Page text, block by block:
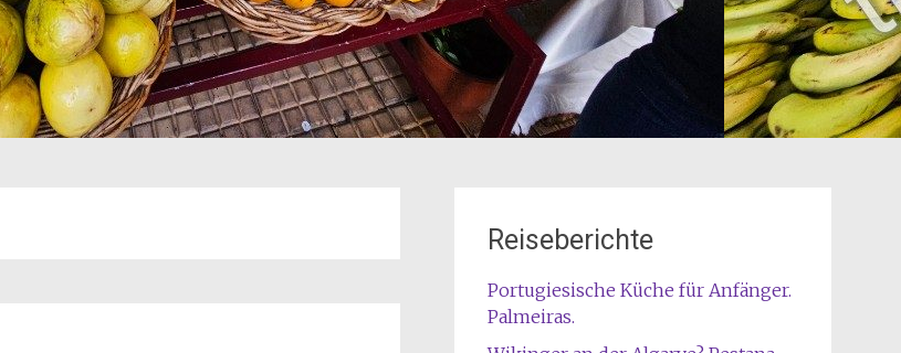
Reiseberichte
Portugiesische Küche für Anfänger.
Palmeiras.